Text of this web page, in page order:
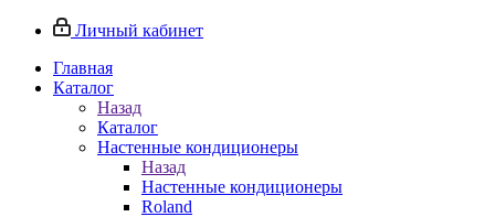
Личный кабинет
Главная
Каталог
Назад
Каталог
Настенные кондиционеры
Назад
Настенные кондиционеры
Roland